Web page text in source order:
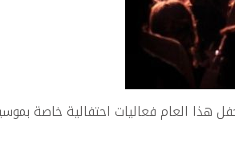
هذا العام فعاليات احتفالية خاصة